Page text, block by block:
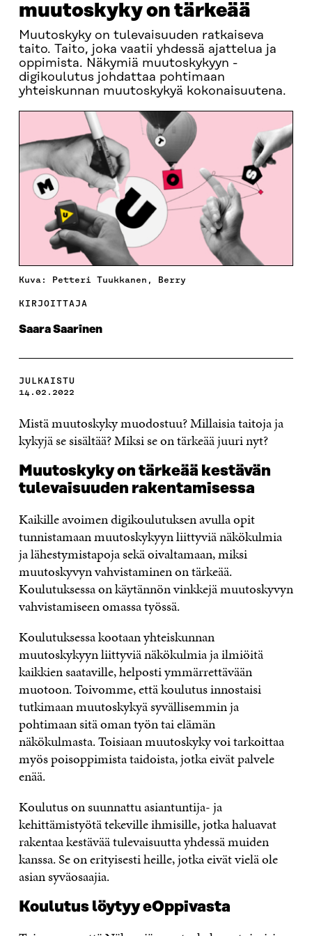
muutoskyky on tärkeää
Muutoskyky on tulevaisuuden ratkaiseva
taito. Taito, joka vaatii yhdessä ajattelua ja
oppimista. Näkymiä muutoskykyyn -
digikoulutus johdattaa pohtimaan
yhteiskunnan muutoskykyä kokonaisuutena.
Kuva: Petteri Tuukkanen, Berry
KIRJOITTAJA
Saara Saarinen
JULKAISTU
14.02.2022
Mistä muutoskyky muodostuu? Millaisia taitoja ja
kykyjä se sisältää? Miksi se on tärkeää juuri nyt?
Muutoskyky on tärkeää kestävän
tulevaisuuden rakentamisessa
Kaikille avoimen digikoulutuksen avulla opit
tunnistamaan muutoskykyyn liittyviä näkökulmia
ja lähestymistapoja sekä oivaltamaan, miksi
muutoskyvyn vahvistaminen on tärkeää.
Koulutuksessa on käytännön vinkkejä muutoskyvyn
vahvistamiseen omassa työssä.
Koulutuksessa kootaan yhteiskunnan
muutoskykyyn liittyviä näkökulmia ja ilmiöitä
kaikkien saataville, helposti ymmärrettävään
muotoon. Toivomme, että koulutus innostaisi
tutkimaan muutoskykyä syvällisemmin ja
pohtimaan sitä oman työn tai elämän
näkökulmasta. Toisiaan muutoskyky voi tarkoittaa
myös poisoppimista taidoista, jotka eivät palvele
enää.
Koulutus on suunnattu asiantuntija- ja
kehittämistyötä tekeville ihmisille, jotka haluavat
rakentaa kestävää tulevaisuutta yhdessä muiden
kanssa. Se on erityisesti heille, jotka eivät vielä ole
asian syväosaajia.
Koulutus löytyy eOppivasta